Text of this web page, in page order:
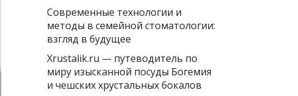
Современные технологии и
методы в семейной стоматологии:
взгляд в будущее
Xrustalik.ru — путеводитель по
миру изысканной посуды Богемия
и чешских хрустальных бокалов